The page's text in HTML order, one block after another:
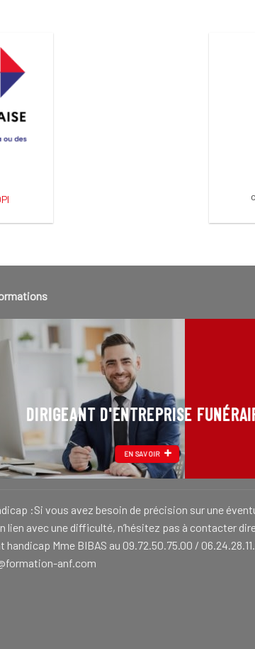
DIRIGEANT D'ENTREPRISE
EN SAVOIR
:Si vous avez besoin de précision sur une
lien avec une difficulté, n’hésitez pas à contacter
handicap Mme BIBAS au 09.72.50.75.00 /
anf.com